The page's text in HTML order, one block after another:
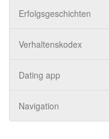
Erfolgsgeschichten
Verhaltenskodex
Dating app
Navigation